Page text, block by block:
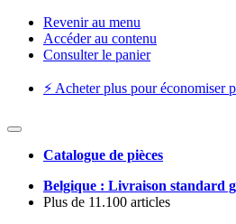
Revenir au menu
Accéder au contenu
Consulter le panier
⚡️ Acheter plus pour économiser
Catalogue de pièces
Belgique : Livraison standard
Plus de 11.100 articles